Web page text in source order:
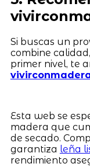
Si buscas un
combine
primer nivel, te
Esta web se
madera que
de secado.
garantiza leña
rendimiento